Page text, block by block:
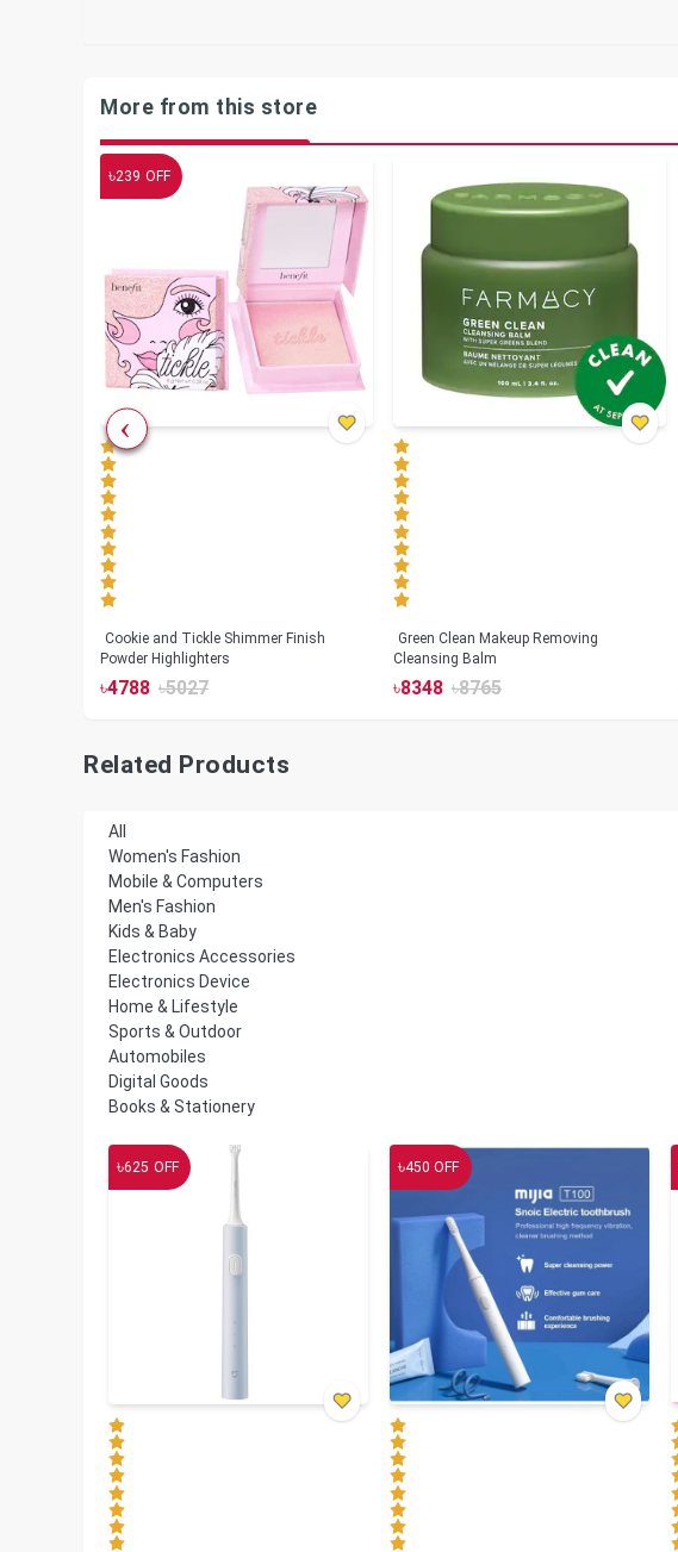
More from this store
৳239 OFF
Cookie and Tickle Shimmer Finish
Powder Highlighters
৳4788 ৳5027
Green Clean Makeup Removing
Cleansing Balm
৳8348 ৳8765
Related Products
All
Women's Fashion
Mobile & Computers
Men's Fashion
Kids & Baby
Electronics Accessories
Electronics Device
Home & Lifestyle
Sports & Outdoor
Automobiles
Digital Goods
Books & Stationery
৳625 OFF ৳450 OFF